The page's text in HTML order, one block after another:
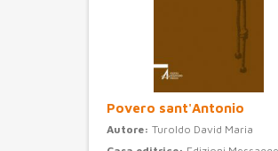
Povero sant'Antonio
Autore: Turoldo David Maria